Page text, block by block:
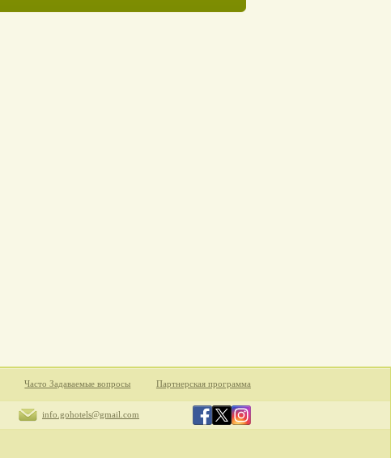
Часто Задаваемые вопросы Партнерская программа
info.gohotels@gmail.com